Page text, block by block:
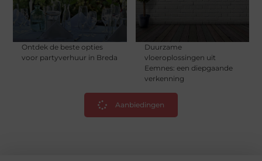
Ontdek de beste opties
voor partyverhuur in Breda
Duurzame
vloeroplossingen uit
Eemnes: een diepgaande
verkenning
Aanbiedingen